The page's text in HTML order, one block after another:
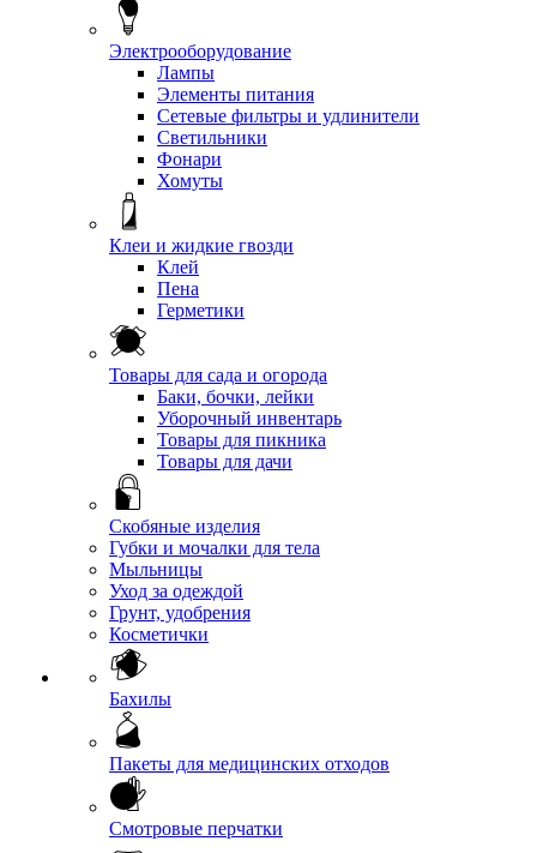
Электрооборудование
Лампы
Элементы питания
Сетевые фильтры и удлинители
Светильники
Фонари
Хомуты
Клеи и жидкие гвозди
Клей
Пена
Герметики
Товары для сада и огорода
Баки, бочки, лейки
Уборочный инвентарь
Товары для пикника
Товары для дачи
Скобяные изделия
Губки и мочалки для тела
Мыльницы
Уход за одеждой
Грунт, удобрения
Косметички
Бахилы
Пакеты для медицинских отходов
Смотровые перчатки